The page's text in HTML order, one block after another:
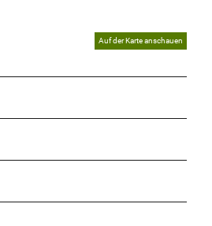
Auf der Karte anschauen